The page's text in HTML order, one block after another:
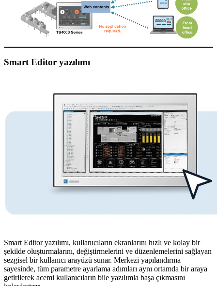
Smart Editor yazılımı
Smart Editor yazılımı, kullanıcıların ekranlarını hızlı ve kolay bir
şekilde oluşturmalarını, değiştirmelerini ve düzenlemelerini sağlayan
sezgisel bir kullanıcı arayüzü sunar. Merkezi yapılandırma
sayesinde, tüm parametre ayarlama adımları aynı ortamda bir araya
getirilerek acemi kullanıcıların bile yazılımla başa çıkmasını